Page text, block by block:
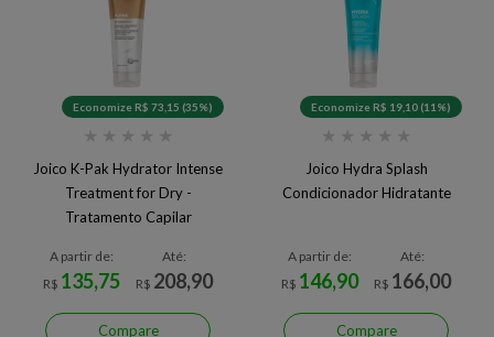
Economize R$ 73,15 (35%)
★ ★ ★ ★ ★
Joico K-Pak Hydrator Intense
Treatment for Dry -
Tratamento Capilar
A partir de:
R$ 135,75
Até:
R$ 208,90
Compare
Economize R$ 19,10 (11%)
★ ★ ★ ★ ★
Joico Hydra Splash
Condicionador Hidratante
A partir de:
R$ 146,90
Até:
R$ 166,00
Compare